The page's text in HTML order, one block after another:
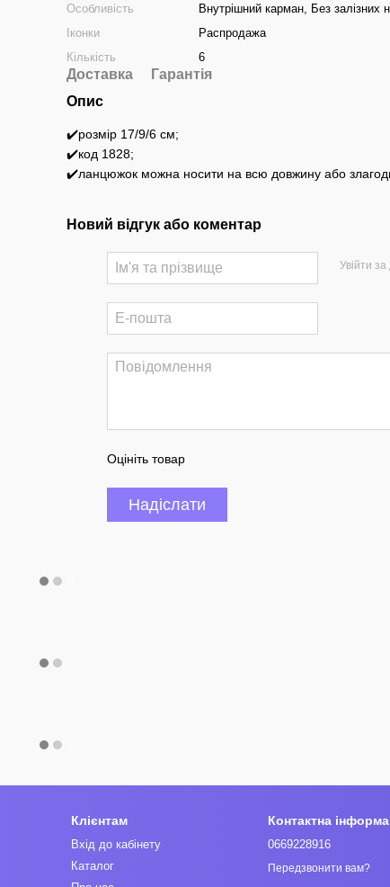
Особливість
Внутрішний карман, Без залізних
Іконки
Распродажа
Кількість
6
Доставка
Гарантія
Опис
✔️розмір 17/9/6 см;
✔️код 1828;
✔️ланцюжок можна носити на всю довжину або
Новий відгук або коментар
Увійти
Оцініть товар
Надіслати
Клієнтам
Вхід до кабінету
Каталог
Контактна
0669228916
Передзвонити вам?